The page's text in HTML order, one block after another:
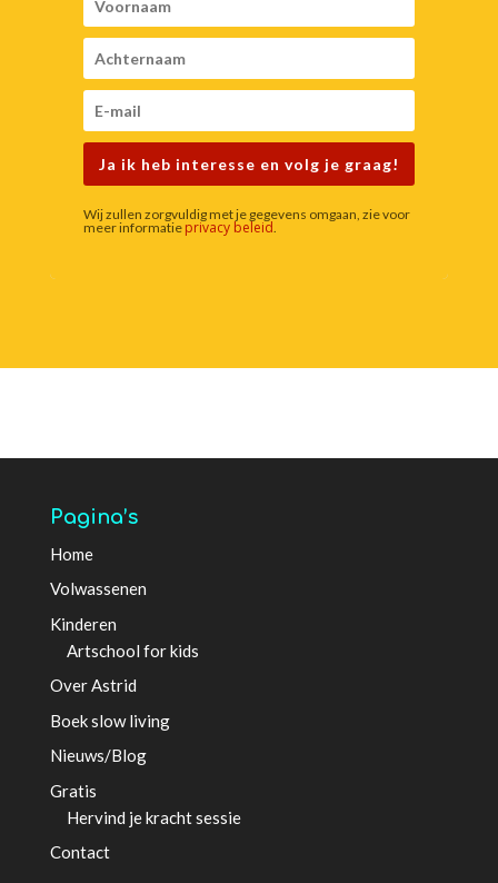
Ja ik heb interesse en volg je graag!
Wij zullen zorgvuldig met je gegevens omgaan, zie voor
meer informatie privacy beleid
Pagina’s
Home
Volwassenen
Kinderen
Artschool for kids
Over Astrid
Boek slow living
Nieuws/Blog
Gratis
Hervind je kracht sessie
Contact